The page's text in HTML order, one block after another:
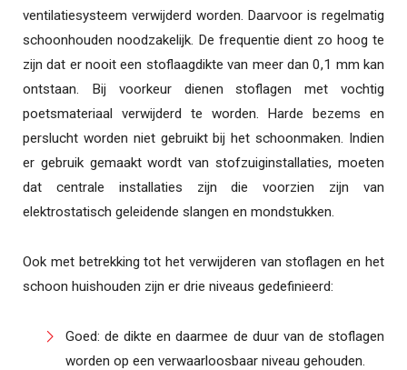
ventilatiesysteem verwijderd worden. Daarvoor is regelmatig
schoonhouden noodzakelijk. De frequentie dient zo hoog te
zijn dat er nooit een stoflaagdikte van meer dan 0,1 mm kan
ontstaan. Bij voorkeur dienen stoflagen met vochtig
poetsmateriaal verwijderd te worden. Harde bezems en
perslucht worden niet gebruikt bij het schoonmaken. Indien
er gebruik gemaakt wordt van stofzuiginstallaties, moeten
dat centrale installaties zijn die voorzien zijn van
elektrostatisch geleidende slangen en mondstukken.
Ook met betrekking tot het verwijderen van stoflagen en het
schoon huishouden zijn er drie niveaus gedefinieerd:
Goed: de dikte en daarmee de duur van de stoflagen
worden op een verwaarloosbaar niveau gehouden.